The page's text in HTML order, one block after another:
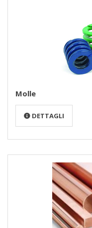
Molle
DETTAGLI